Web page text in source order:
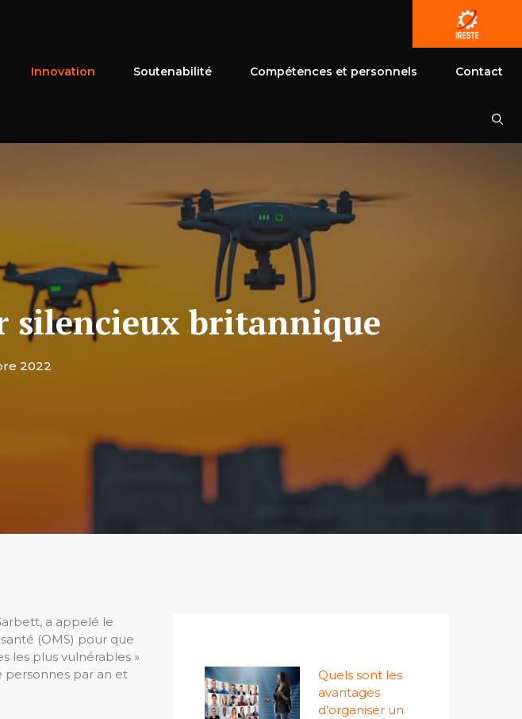
Innovation Soutenabilité Compétences et personnels Contact
silencieux britannique
2022
a appelé le
(OMS) pour que
les plus vulnérables »
personnes par an et
Quels sont les
avantages
d’organiser un